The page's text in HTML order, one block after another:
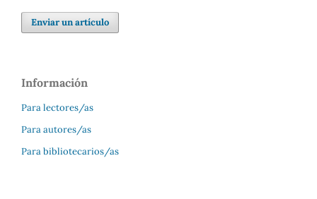
Enviar un artículo
Información
Para lectores/as
Para autores/as
Para bibliotecarios/as